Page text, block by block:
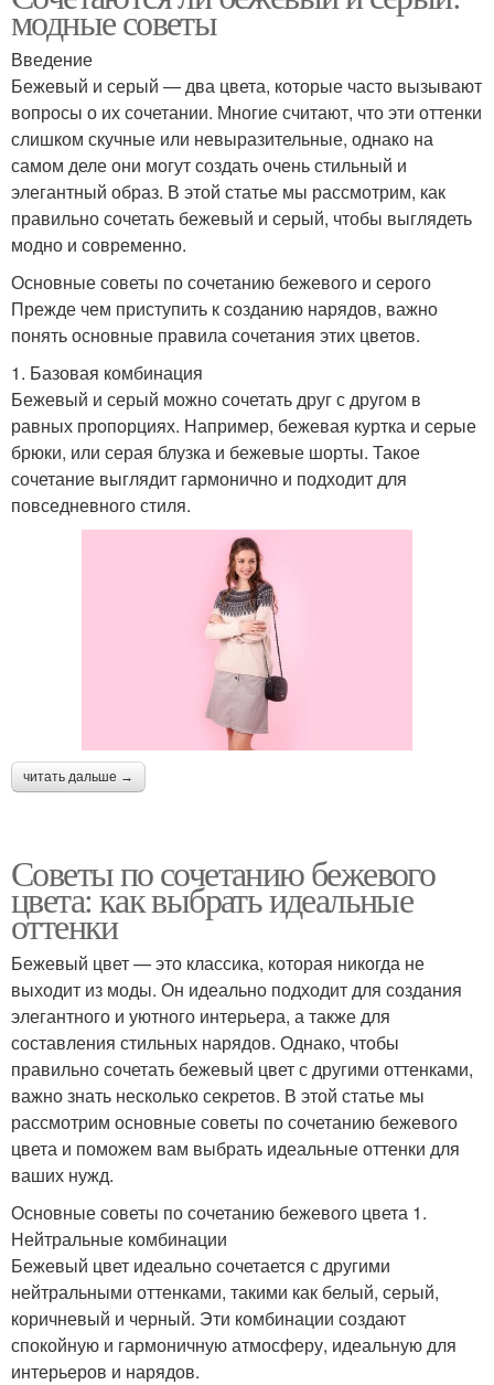
модные советы
Введение
Бежевый и серый — два цвета, которые часто вызывают
вопросы о их сочетании. Многие считают, что эти оттенки
слишком скучные или невыразительные, однако на
самом деле они могут создать очень стильный и
элегантный образ. В этой статье мы рассмотрим, как
правильно сочетать бежевый и серый, чтобы выглядеть
модно и современно.
Основные советы по сочетанию бежевого и серого
Прежде чем приступить к созданию нарядов, важно
понять основные правила сочетания этих цветов.
1. Базовая комбинация
Бежевый и серый можно сочетать друг с другом в
равных пропорциях. Например, бежевая куртка и серые
брюки, или серая блузка и бежевые шорты. Такое
сочетание выглядит гармонично и подходит для
повседневного стиля.
читать дальше →
Советы по сочетанию бежевого
цвета: как выбрать идеальные
оттенки
Бежевый цвет — это классика, которая никогда не
выходит из моды. Он идеально подходит для создания
элегантного и уютного интерьера, а также для
составления стильных нарядов. Однако, чтобы
правильно сочетать бежевый цвет с другими оттенками,
важно знать несколько секретов. В этой статье мы
рассмотрим основные советы по сочетанию бежевого
цвета и поможем вам выбрать идеальные оттенки для
ваших нужд.
Основные советы по сочетанию бежевого цвета 1.
Нейтральные комбинации
Бежевый цвет идеально сочетается с другими
нейтральными оттенками, такими как белый, серый,
коричневый и черный. Эти комбинации создают
спокойную и гармоничную атмосферу, идеальную для
интерьеров и нарядов.